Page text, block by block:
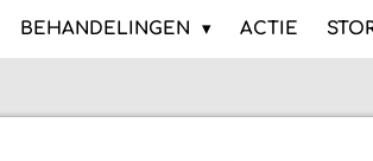
BEHANDELINGEN ACTIE